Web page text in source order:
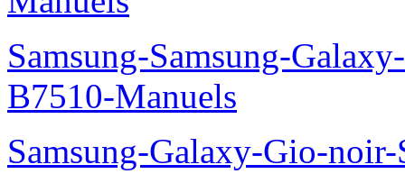
Samsung-Samsung-
B7510-Manuels
Samsung-Galaxy-Gio-